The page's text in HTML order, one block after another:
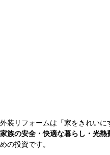
外装リフォームは「家をきれいに
家族の安全・快適な暮らし・光熱
めの投資です。